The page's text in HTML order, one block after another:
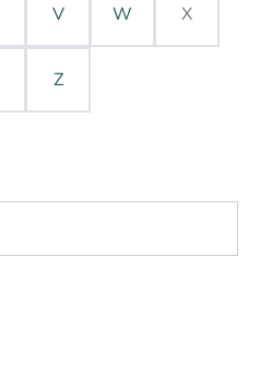
V W X
Z